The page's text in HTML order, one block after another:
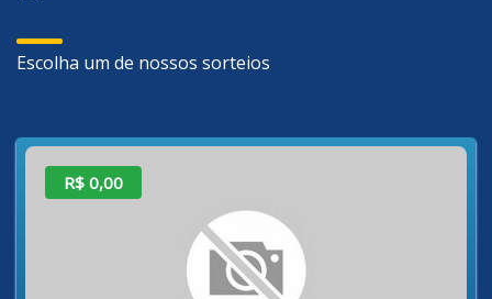
Escolha um de nossos sorteios
R$ 0,00